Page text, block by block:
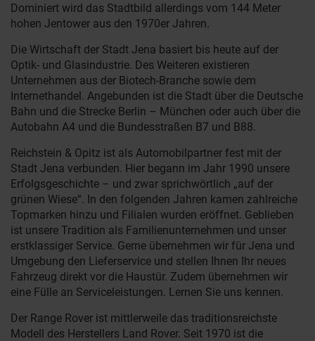
Dominiert wird das Stadtbild allerdings vom 144 Meter
hohen Jentower aus den 1970er Jahren.
Die Wirtschaft der Stadt Jena basiert bis heute auf der
Optik- und Glasindustrie. Des Weiteren existieren
Unternehmen aus der Biotech-Branche sowie dem
Internethandel. Angebunden ist die Stadt über die Deutsche
Bahn und die Strecke Berlin – München oder auch über die
Autobahn A4 und die Bundesstraßen B7 und B88.
Reichstein & Opitz ist als Automobilpartner fest mit der
Stadt Jena verbunden. Hier begann im Jahr 1990 unsere
Erfolgsgeschichte – und zwar sprichwörtlich „auf der
grünen Wiese“. In den folgenden Jahren kamen zahlreiche
Topmarken hinzu und Filialen wurden eröffnet. Geblieben
ist unsere Tradition als Familienunternehmen und unser
erstklassiger Service. Gerne übernehmen wir für Jena und
Umgebung den Lieferservice und stellen Ihnen Ihr neues
Fahrzeug direkt vor die Haustür. Zudem übernehmen wir
eine Fülle an Serviceleistungen. Lernen Sie uns kennen.
Der Range Rover ist mittlerweile das traditionsreichste
Modell des Herstellers Land Rover. Seit 1970 ist die